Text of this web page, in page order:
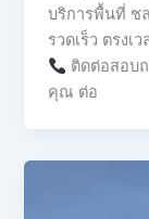
บริการพื้นที่ ช
รวดเร็ว ตรงเ
ติดต่อสอบ
คุณ ต่อ